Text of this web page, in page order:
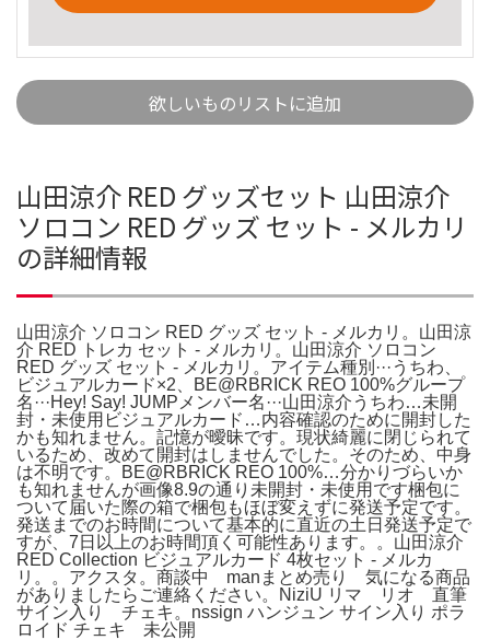
欲しいものリストに追加
山田涼介 RED グッズセット 山田涼介
ソロコン RED グッズ セット - メルカリ
の詳細情報
山田涼介 ソロコン RED グッズ セット - メルカリ。山田涼
介 RED トレカ セット - メルカリ。山田涼介 ソロコン
RED グッズ セット - メルカリ。アイテム種別···うちわ、
ビジュアルカード×2、BE@RBRICK REO 100%グループ
名···Hey! Say! JUMPメンバー名···山田涼介うちわ…未開
封・未使用ビジュアルカード…内容確認のために開封した
かも知れません。記憶が曖昧です。現状綺麗に閉じられて
いるため、改めて開封はしませんでした。そのため、中身
は不明です。BE@RBRICK REO 100%…分かりづらいか
も知れませんが画像8.9の通り未開封・未使用です梱包に
ついて届いた際の箱で梱包もほぼ変えずに発送予定です。
発送までのお時間について基本的に直近の土日発送予定で
すが、7日以上のお時間頂く可能性あります。。山田涼介
RED Collection ビジュアルカード 4枚セット - メルカ
リ。。アクスタ。商談中 manまとめ売り 気になる商品
がありましたらご連絡ください。NiziU リマ リオ 直筆
サイン入り チェキ。nssign ハンジュン サイン入り ポラ
ロイド チェキ 未公開